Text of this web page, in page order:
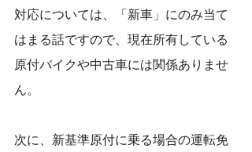
対応については、「新車」にのみ当て
はまる話ですので、現在所有している
原付バイクや中古車には関係ありませ
ん。
次に、新基準原付に乗る場合の運転免